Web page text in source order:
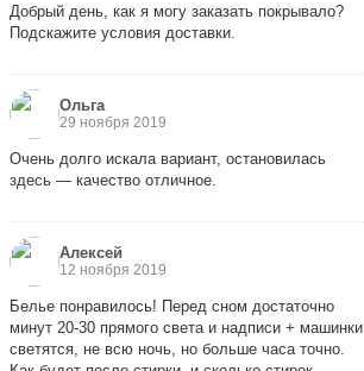
Добрый день, как я могу заказать покрывало?
Подскажите условия доставки.
Ольга
29 ноября 2019
Очень долго искала вариант, остановилась
здесь — качество отличное.
Алексей
12 ноября 2019
Белье понравилось! Перед сном достаточно
минут 20-30 прямого света и надписи + машинки
светятся, не всю ночь, но больше часа точно.